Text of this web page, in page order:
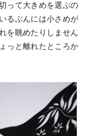
って大きめを選ぶの
るぶんには小さめが
を眺めたりしません
っと離れたところか